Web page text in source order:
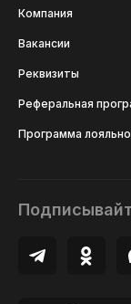
Компания
Вакансии
Реквизиты
Реферальная
Программа